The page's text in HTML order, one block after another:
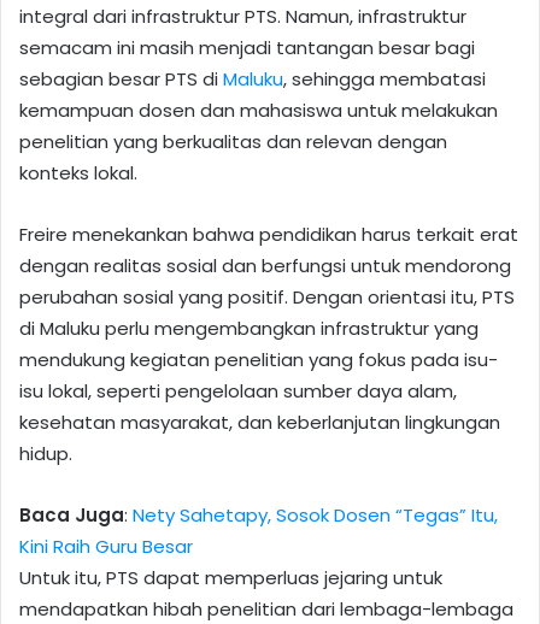
integral dari infrastruktur PTS. Namun, infrastruktur
semacam ini masih menjadi tantangan besar bagi
sebagian besar PTS diMaluku, sehingga membatasi
kemampuan dosen dan mahasiswa untuk melakukan
penelitian yang berkualitas dan relevan dengan
konteks lokal.
Freire menekankan bahwa pendidikan harus terkait erat
dengan realitas sosial dan berfungsi untuk mendorong
perubahan sosial yang positif. Dengan orientasi itu, PTS
di Maluku perlu mengembangkan infrastruktur yang
mendukung kegiatan penelitian yang fokus pada isu-
isu lokal, seperti pengelolaan sumber daya alam,
kesehatan masyarakat, dan keberlanjutan lingkungan
hidup.
Baca Juga: Nety Sahetapy, Sosok Dosen “Tegas” Itu,
Kini Raih Guru Besar
Untuk itu, PTS dapat memperluas jejaring untuk
mendapatkan hibah penelitian dari lembaga-lembaga